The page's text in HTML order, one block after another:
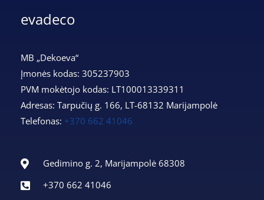
evadeco
MB „Dekoeva“
Įmonės kodas: 305237903
PVM mokėtojo kodas: LT100013339311
Adresas: Tarpučių g. 166, LT-68132 Marijampolė
Telefonas: +370 662 41046
Gedimino g. 2, Marijampolė 68308
+370 662 41046